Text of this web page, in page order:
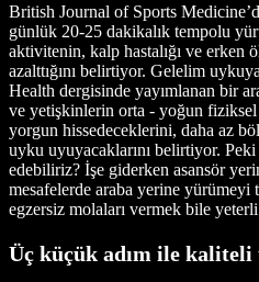
British Journal of Sports
günlük 20-25 dakikalık tempolu
aktivitenin, kalp hastalığı ve erken
azalttığını belirtiyor. Gelelim
Health dergisinde yayımlanan bir
ve yetişkinlerin orta - yoğun fiziksel
yorgun hissedeceklerini, daha az
uyku uyuyacaklarını belirtiyor. Peki
edebiliriz? İşe giderken asansör
mesafelerde araba yerine
egzersiz molaları vermek bile
Üç küçük adım ile kaliteli